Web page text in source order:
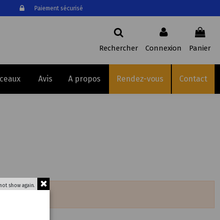
Paiement sécurisé
Rechercher Connexion Panier
Contact
Rendez-vous
A propos
Avis
show again.